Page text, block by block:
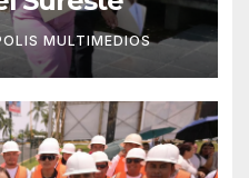
MULTIMEDIOS